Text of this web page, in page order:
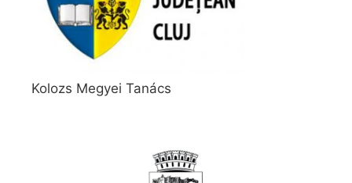
Kolozs Megyei Tanács